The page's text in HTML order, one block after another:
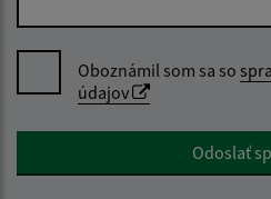
Oboznámil som sa so
údajov
Google reCaptcha ResponseOdoslať